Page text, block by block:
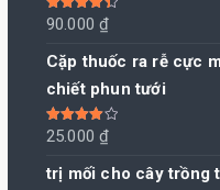
Được xếp
hạng 4.50
90.000₫
Cặp thuốc ra rễ cực
chiết phun tưới
Được xếp
hạng 4.00
25.000₫
trị mối cho cây trồng